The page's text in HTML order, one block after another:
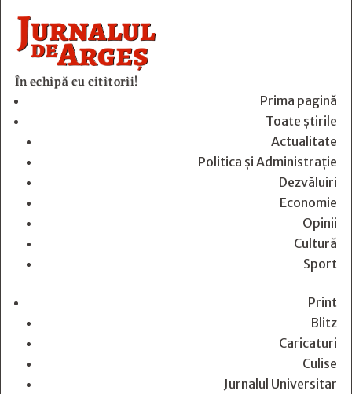
În echipă cu cititorii!
Prima pagină
Toate știrile
Actualitate
Politica și Administrație
Dezvăluiri
Economie
Opinii
Cultură
Sport
Print
Blitz
Caricaturi
Culise
Jurnalul Universitar